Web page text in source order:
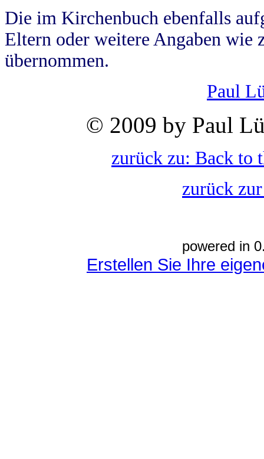
Die im Kirchenbuch ebenfalls
Eltern oder weitere Angaben wie
übernommen.
Paul
© 2009 by Paul
zurück zu: Back to
zurück
powered in
Erstellen Sie Ihre